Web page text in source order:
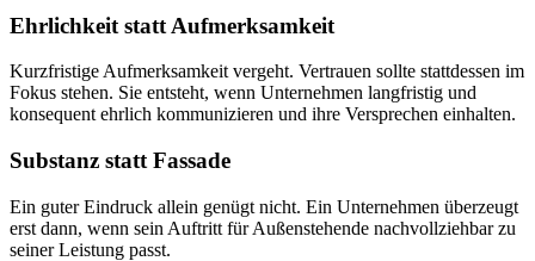
Ehrlichkeit statt Aufmerksamkeit
Kurzfristige Aufmerksamkeit vergeht. Vertrauen sollte stattdessen im
Fokus stehen. Sie entsteht, wenn Unternehmen langfristig und
konsequent ehrlich kommunizieren und ihre Versprechen einhalten.
Substanz statt Fassade
Ein guter Eindruck allein genügt nicht. Ein Unternehmen überzeugt
erst dann, wenn sein Auftritt für Außenstehende nachvollziehbar zu
seiner Leistung passt.